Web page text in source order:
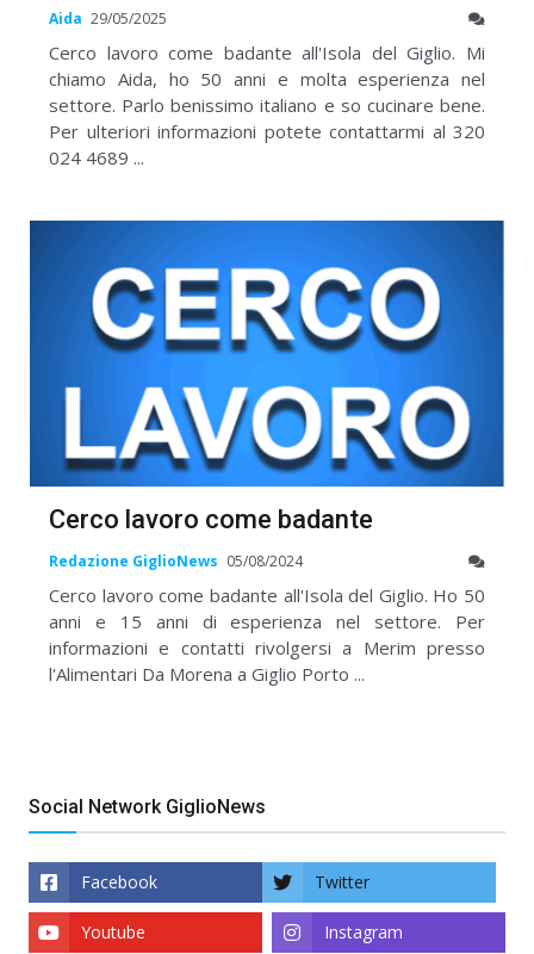
Aida 29/05/2025
Cerco lavoro come badante all'Isola del Giglio. Mi
chiamo Aida, ho 50 anni e molta esperienza nel
settore. Parlo benissimo italiano e so cucinare bene.
Per ulteriori informazioni potete contattarmi al 320
024 4689 ...
Cerco lavoro come badante
Redazione GiglioNews 05/08/2024
Cerco lavoro come badante all'Isola del Giglio. Ho 50
anni e 15 anni di esperienza nel settore. Per
informazioni e contatti rivolgersi a Merim presso
l'Alimentari Da Morena a Giglio Porto ...
Social Network GiglioNews
Facebook Twitter
Instagram
Youtube